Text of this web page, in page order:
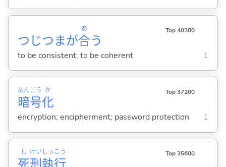
つじつまが合
あ
う
Top 40300
to be consistent; to be coherent 1
暗
あん
号
ごう
化
か Top 37200
encryption; encipherment; password protection 1
し けいしっ こう Top 35600